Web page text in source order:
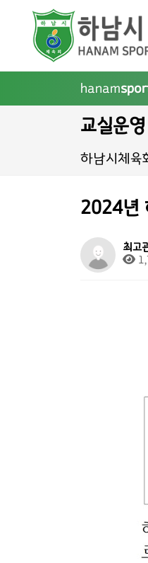
hanam
교실운영
하남시체육
2024년
최고